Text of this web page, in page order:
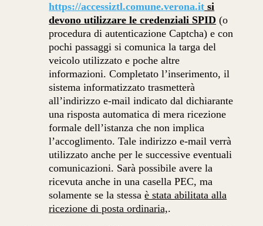
https://accessiztl.comune.verona.it si
devono utilizzare le credenziali SPID (o
procedura di autenticazione Captcha) e con
pochi passaggi si comunica la targa del
veicolo utilizzato e poche altre
informazioni. Completato l’inserimento, il
sistema informatizzato trasmetterà
all’indirizzo e-mail indicato dal dichiarante
una risposta automatica di mera ricezione
formale dell’istanza che non implica
l’accoglimento. Tale indirizzo e-mail verrà
utilizzato anche per le successive eventuali
comunicazioni. Sarà possibile avere la
ricevuta anche in una casella PEC, ma
solamente se la stessaè stata abilitata alla
ricezione di posta ordinaria,.